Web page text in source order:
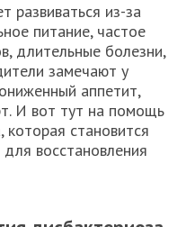
развиваться из-за
питание, частое
длительные болезни,
замечают у
аппетит,
И вот тут на помощь
становится
восстановления